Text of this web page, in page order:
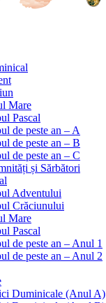
Mare
Pascal
de peste an – A
de peste an – B
de peste an – C
și Sărbători
Adventului
Crăciunului
Mare
Pascal
de peste an – Anul 1
de peste an – Anul 2
Duminicale (Anul A)